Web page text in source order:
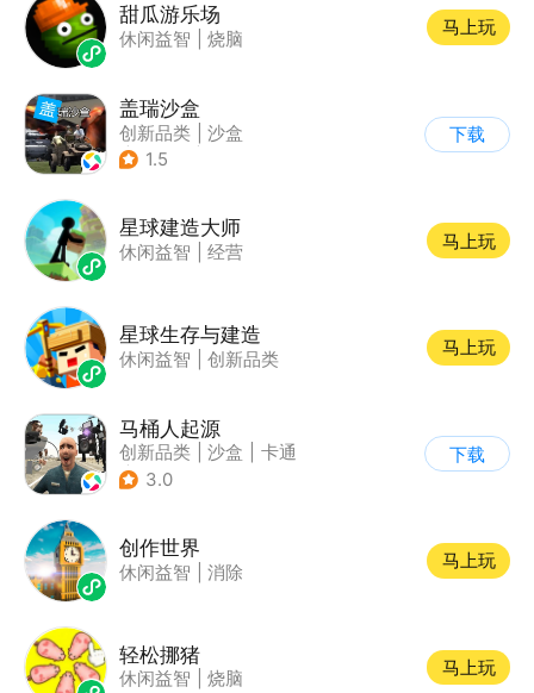
甜瓜游乐场
休闲益智 烧脑
马上玩
盖瑞沙盒
创新品类
沙盒
| 像素风
1.5
下载
星球建造大师
休闲益智 经营
马上玩
星球生存与建造
休闲益智 创新品类
马上玩
马桶人起源
创新品类 沙盒
卡通
| 建造
3.0
下载
创作世界
休闲益智 消除
马上玩
轻松挪猪
休闲益智 烧脑
马上玩